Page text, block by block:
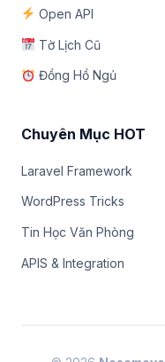
Open API
Tờ Lịch Cũ
Đồng Hồ Ngủ
Chuyên Mục HOT
Laravel Framework
WordPress Tricks
Tin Học Văn Phòng
APIS & Integration